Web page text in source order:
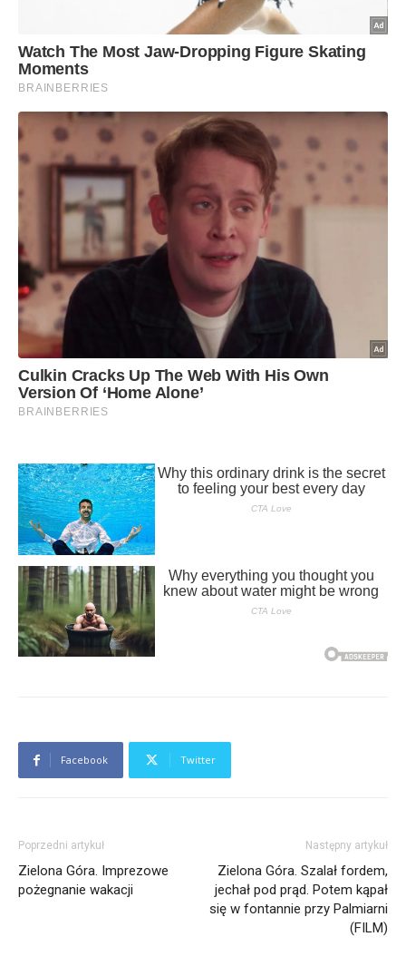
Facebook Twitter
Poprzedni artykuł
Zielona Góra. Imprezowe
pożegnanie wakacji
Następny artykuł
Zielona Góra. Szalał fordem,
jechał pod prąd. Potem kąpał
się w fontannie przy Palmiarni
(FILM)